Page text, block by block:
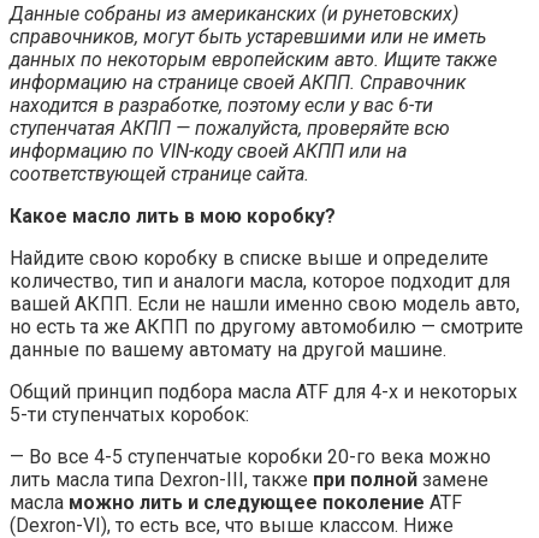
Данные собраны из американских (и рунетовских)
справочников, могут быть устаревшими или не иметь
данных по некоторым европейским авто. Ищите также
информацию на странице своей АКПП. Справочник
находится в разработке, поэтому если у вас 6-ти
ступенчатая АКПП — пожалуйста, проверяйте всю
информацию по VIN-коду своей АКПП или на
соответствующей странице сайта.
Какое масло лить в мою коробку?
Найдите свою коробку в списке выше и определите
количество, тип и аналоги масла, которое подходит для
вашей АКПП. Если не нашли именно свою модель авто,
но есть та же АКПП по другому автомобилю — смотрите
данные по вашему автомату на другой машине.
Общий принцип подбора масла ATF для 4-х и некоторых
5-ти ступенчатых коробок:
— Во все 4-5 ступенчатые коробки 20-го века можно
лить масла типа Dexron-III, также при полной замене
масла можно лить и следующее поколение ATF
(Dexron-VI), то есть все, что выше классом. Ниже